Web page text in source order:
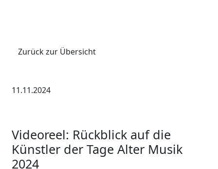
Zurück zur Übersicht
11.11.2024
Videoreel: Rückblick auf die
Künstler der Tage Alter Musik
2024